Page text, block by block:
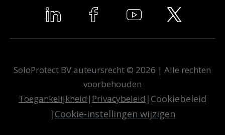
SoloProtect BV auteursrecht © 2026 | Alle rechten
voorbehouden
Toegankelijkheid | Privacybeleid | Cookiebeleid
| Cookie-instellingen wijzigen